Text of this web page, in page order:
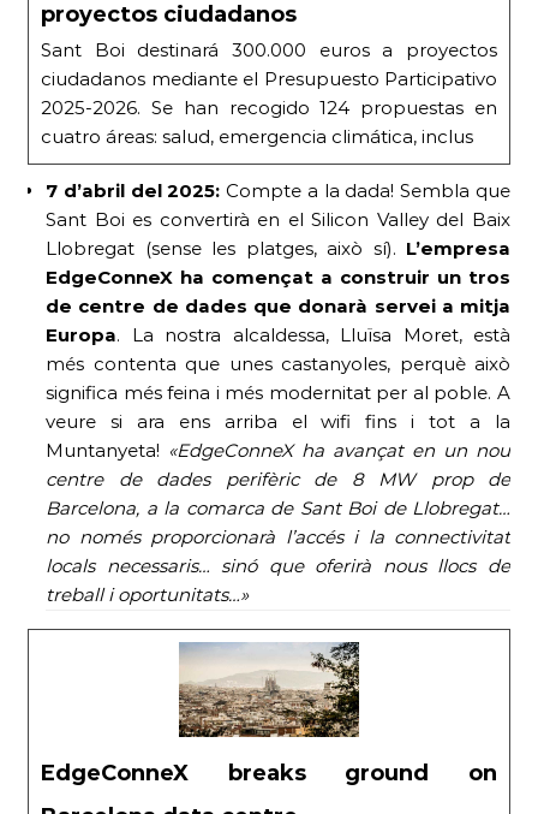
proyectos ciudadanos
Sant Boi destinará 300.000 euros a proyectos
ciudadanos mediante el Presupuesto Participativo
2025-2026. Se han recogido 124 propuestas en
cuatro áreas: salud, emergencia climática, inclus
7 d’abril del 2025: Compte a la dada! Sembla que
Sant Boi es convertirà en el Silicon Valley del Baix
Llobregat (sense les platges, això sí). L’empresa
EdgeConneX ha començat a construir un tros
de centre de dades que donarà servei a mitja
Europa. La nostra alcaldessa, Lluïsa Moret, està
més contenta que unes castanyoles, perquè això
significa més feina i més modernitat per al poble. A
veure si ara ens arriba el wifi fins i tot a la
Muntanyeta! «EdgeConneX ha avançat en un nou
centre de dades perifèric de 8 MW prop de
Barcelona, ​​a la comarca de Sant Boi de Llobregat…
no només proporcionarà l’accés i la connectivitat
locals necessaris… sinó que oferirà nous llocs de
treball i oportunitats…»
EdgeConneX breaks ground on